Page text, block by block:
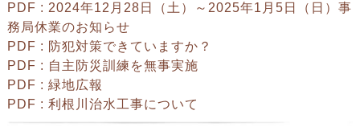
PDF : 2024年12月28日（土）～2025年1月5日（日）事
務局休業のお知らせ
PDF : 防犯対策できていますか？
PDF : 自主防災訓練を無事実施
PDF : 緑地広報
PDF : 利根川治水工事について